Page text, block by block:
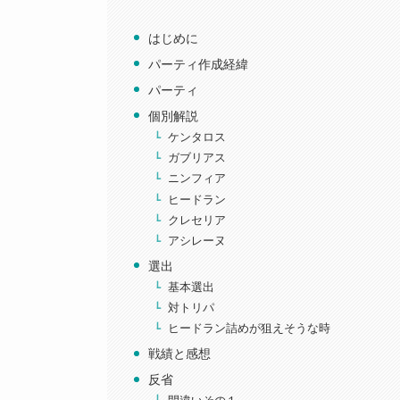
はじめに
パーティ作成経緯
パーティ
個別解説
ケンタロス
ガブリアス
ニンフィア
ヒードラン
クレセリア
アシレーヌ
選出
基本選出
対トリパ
ヒードラン詰めが狙えそうな時
戦績と感想
反省